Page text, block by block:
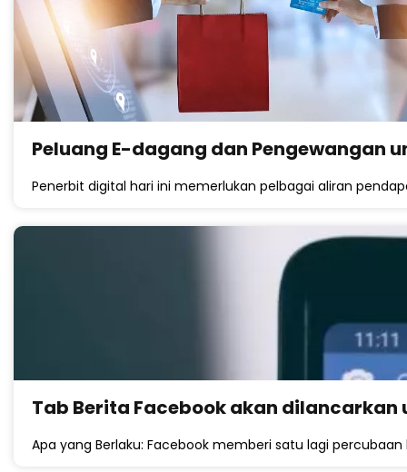
Peluang E-dagang dan Pengewangan
Penerbit digital hari ini memerlukan pelbagai aliran
Tab Berita Facebook akan dilancarkan
Apa yang Berlaku: Facebook memberi satu lagi